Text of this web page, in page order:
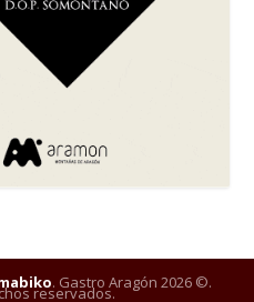
. Gastro Aragón 2026 ©.
reservados.